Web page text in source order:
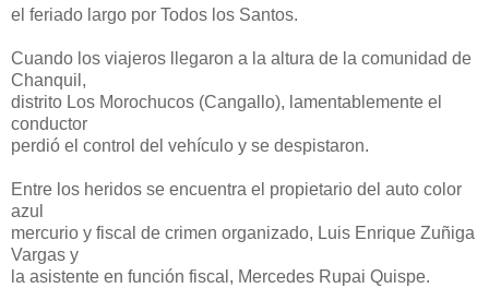
el feriado largo por Todos los Santos.
Cuando los viajeros llegaron a la altura de la comunidad de
Chanquil,
distrito Los Morochucos (Cangallo), lamentablemente el
conductor
perdió el control del vehículo y se despistaron.
Entre los heridos se encuentra el propietario del auto color
azul
mercurio y fiscal de crimen organizado, Luis Enrique Zuñiga
Vargas y
la asistente en función fiscal, Mercedes Rupai Quispe.